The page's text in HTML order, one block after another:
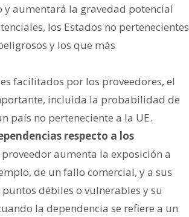
aumentará la gravedad potencial
los Estados no pertenecientes
y los que más
facilitados por los proveedores, el
incluida la probabilidad de
país no perteneciente a la UE.
respecto a los
aumenta la exposición a
de un fallo comercial, y a sus
débiles o vulnerables y su
la dependencia se refiere a un